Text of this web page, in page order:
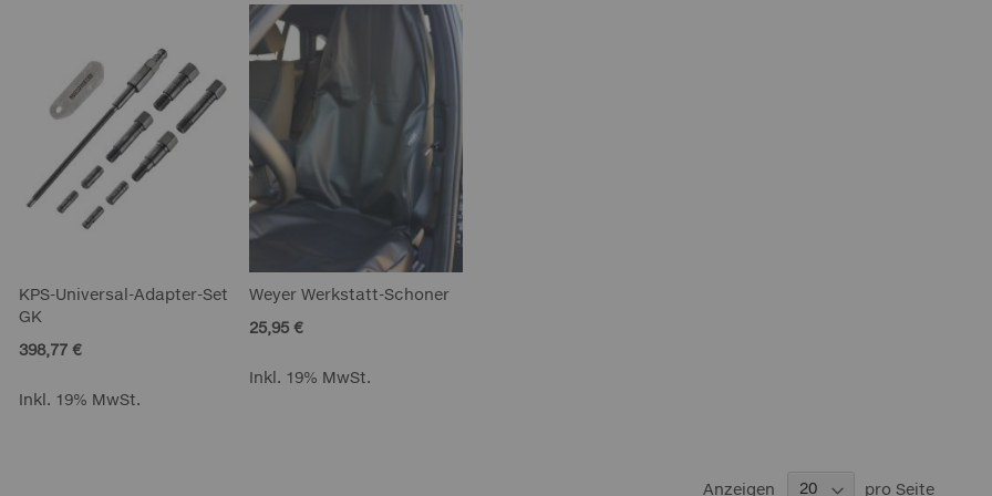
KPS-Universal-Adapter-Set
GK
398,77 €
Inkl. 19% MwSt.
Weyer Werkstatt-Schoner
25,95 €
Inkl. 19% MwSt.
Anzeigen pro Seite